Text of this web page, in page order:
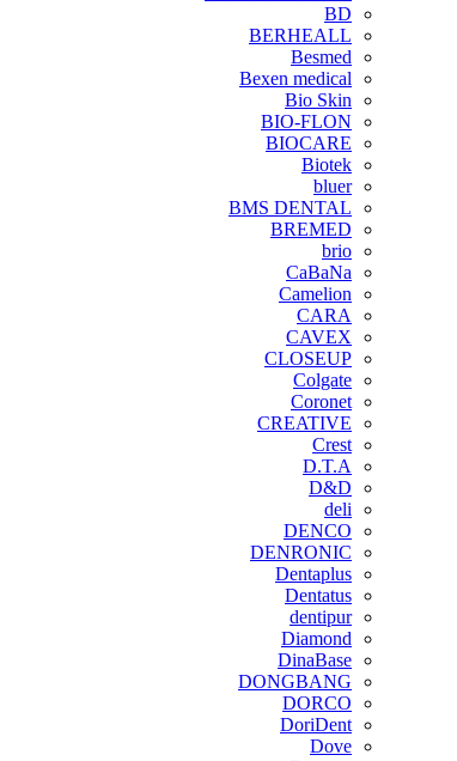
BD
BERHEALL
Besmed
Bexen medical
Bio Skin
BIO-FLON
BIOCARE
Biotek
bluer
BMS DENTAL
BREMED
brio
CaBaNa
Camelion
CARA
CAVEX
CLOSEUP
Colgate
Coronet
CREATIVE
Crest
D.T.A
D&D
deli
DENCO
DENRONIC
Dentaplus
Dentatus
dentipur
‌Diamond
DinaBase
DONGBANG
DORCO
DoriDent
Dove